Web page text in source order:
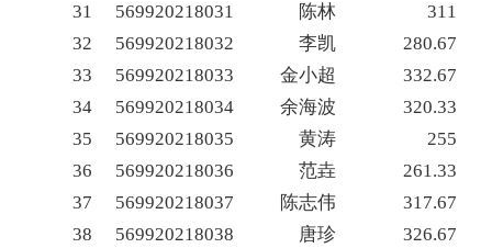
31
569920218031 陈林
311
32
569920218032 李凯
280.67
33
569920218033 金小超
332.67
34
569920218034 余海波
320.33
35
569920218035 黄涛
255
36
569920218036 范垚
261.33
37
569920218037 陈志伟
317.67
38
569920218038 唐珍
326.67